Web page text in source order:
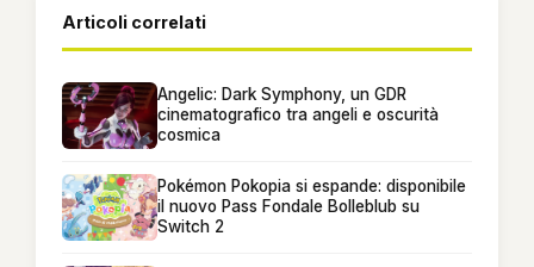
Articoli correlati
Angelic: Dark Symphony, un GDR
cinematografico tra angeli e oscurità
cosmica
Pokémon Pokopia si espande: disponibile
il nuovo Pass Fondale Bolleblub su
Switch 2